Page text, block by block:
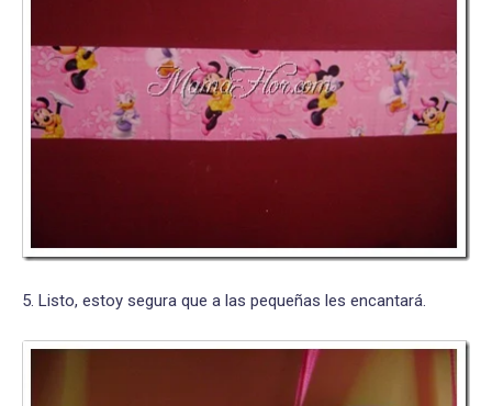
5. Listo, estoy segura que a las pequeñas les encantará.